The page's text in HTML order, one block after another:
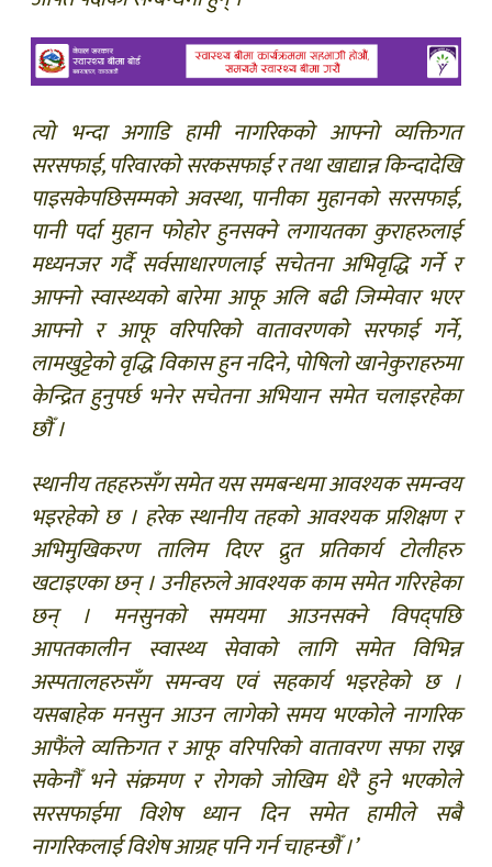
त्यो भन्दा अगाडि हामी नागरिकको आफ्नो व्यक्तिगत
सरसफाई, परिवारको सरकसफाई र तथा खाद्यान्न किन्दादेखि
पाइसकेपछिसम्मको अवस्था, पानीका मुहानको सरसफाई,
पानी पर्दा मुहान फोहोर हुनसक्ने लगायतका कुराहरुलाई
मध्यनजर गर्दै सर्वसाधारणलाई सचेतना अभिवृद्धि गर्ने र
आफ्नो स्वास्थ्यको बारेमा आफू अलि बढी जिम्मेवार भएर
आफ्नो र आफू वरिपरिको वातावरणको सरफाई गर्ने,
लामखुट्टेको वृद्धि विकास हुन नदिने, पोषिलो खानेकुराहरुमा
केन्द्रित हुनुपर्छ भनेर सचेतना अभियान समेत चलाइरहेका
छौँ ।
स्थानीय तहहरुसँग समेत यस समबन्धमा आवश्यक समन्वय
भइरहेको छ । हरेक स्थानीय तहको आवश्यक प्रशिक्षण र
अभिमुखिकरण तालिम दिएर द्रुत प्रतिकार्य टोलीहरु
खटाइएका छन् । उनीहरुले आवश्यक काम समेत गरिरहेका
छन् । मनसुनको समयमा आउनसक्ने विपद्पछि
आपतकालीन स्वास्थ्य सेवाको लागि समेत विभिन्न
अस्पतालहरुसँग समन्वय एवं सहकार्य भइरहेको छ ।
यसबाहेक मनसुन आउन लागेको समय भएकोले नागरिक
आफैंले व्यक्तिगत र आफू वरिपरिको वातावरण सफा राख्न
सकेनौँ भने संक्रमण र रोगको जोखिम धेरै हुने भएकोले
सरसफाईमा विशेष ध्यान दिन समेत हामीले सबै
नागरिकलाई विशेष आग्रह पनि गर्न चाहन्छौँ ।’